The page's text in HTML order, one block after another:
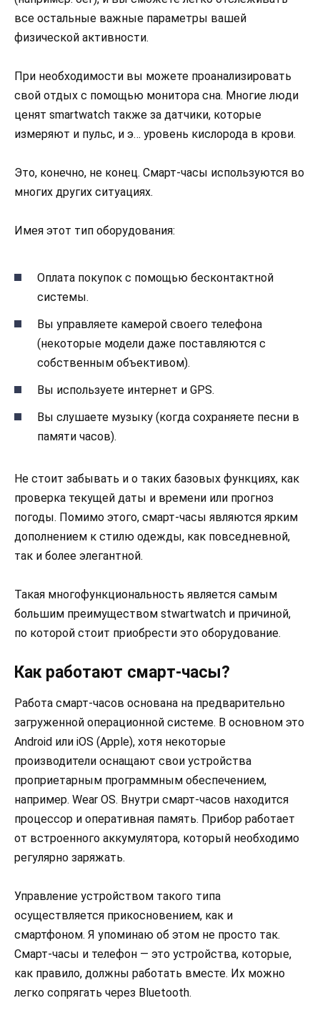
все остальные важные параметры вашей
физической активности.
При необходимости вы можете проанализировать
свой отдых с помощью монитора сна. Многие люди
ценят smartwatch также за датчики, которые
измеряют и пульс, и э… уровень кислорода в крови.
Это, конечно, не конец. Смарт-часы используются во
многих других ситуациях.
Имея этот тип оборудования:
Оплата покупок с помощью бесконтактной
системы.
Вы управляете камерой своего телефона
(некоторые модели даже поставляются с
собственным объективом).
Вы используете интернет и GPS.
Вы слушаете музыку (когда сохраняете песни в
памяти часов).
Не стоит забывать и о таких базовых функциях, как
проверка текущей даты и времени или прогноз
погоды. Помимо этого, смарт-часы являются ярким
дополнением к стилю одежды, как повседневной,
так и более элегантной.
Такая многофункциональность является самым
большим преимуществом stwartwatch и причиной,
по которой стоит приобрести это оборудование.
Как работают смарт-часы?
Работа смарт-часов основана на предварительно
загруженной операционной системе. В основном это
Android или iOS (Apple), хотя некоторые
производители оснащают свои устройства
проприетарным программным обеспечением,
например. Wear OS. Внутри смарт-часов находится
процессор и оперативная память. Прибор работает
от встроенного аккумулятора, который необходимо
регулярно заряжать.
Управление устройством такого типа
осуществляется прикосновением, как и
смартфоном. Я упоминаю об этом не просто так.
Смарт-часы и телефон — это устройства, которые,
как правило, должны работать вместе. Их можно
легко сопрягать через Bluetooth.